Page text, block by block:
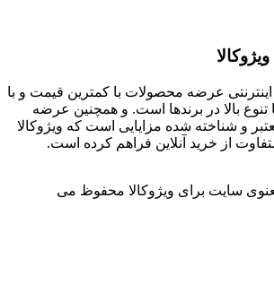
عرضه محصولات با کمترین قیمت و با
بالا در برندها است. و همچنین عرضه
و شناخته شده مزایایی است که ویژوکالا
از خرید آنلاین فراهم کرده است.
سایت برای ویژوکالا محفوظ می